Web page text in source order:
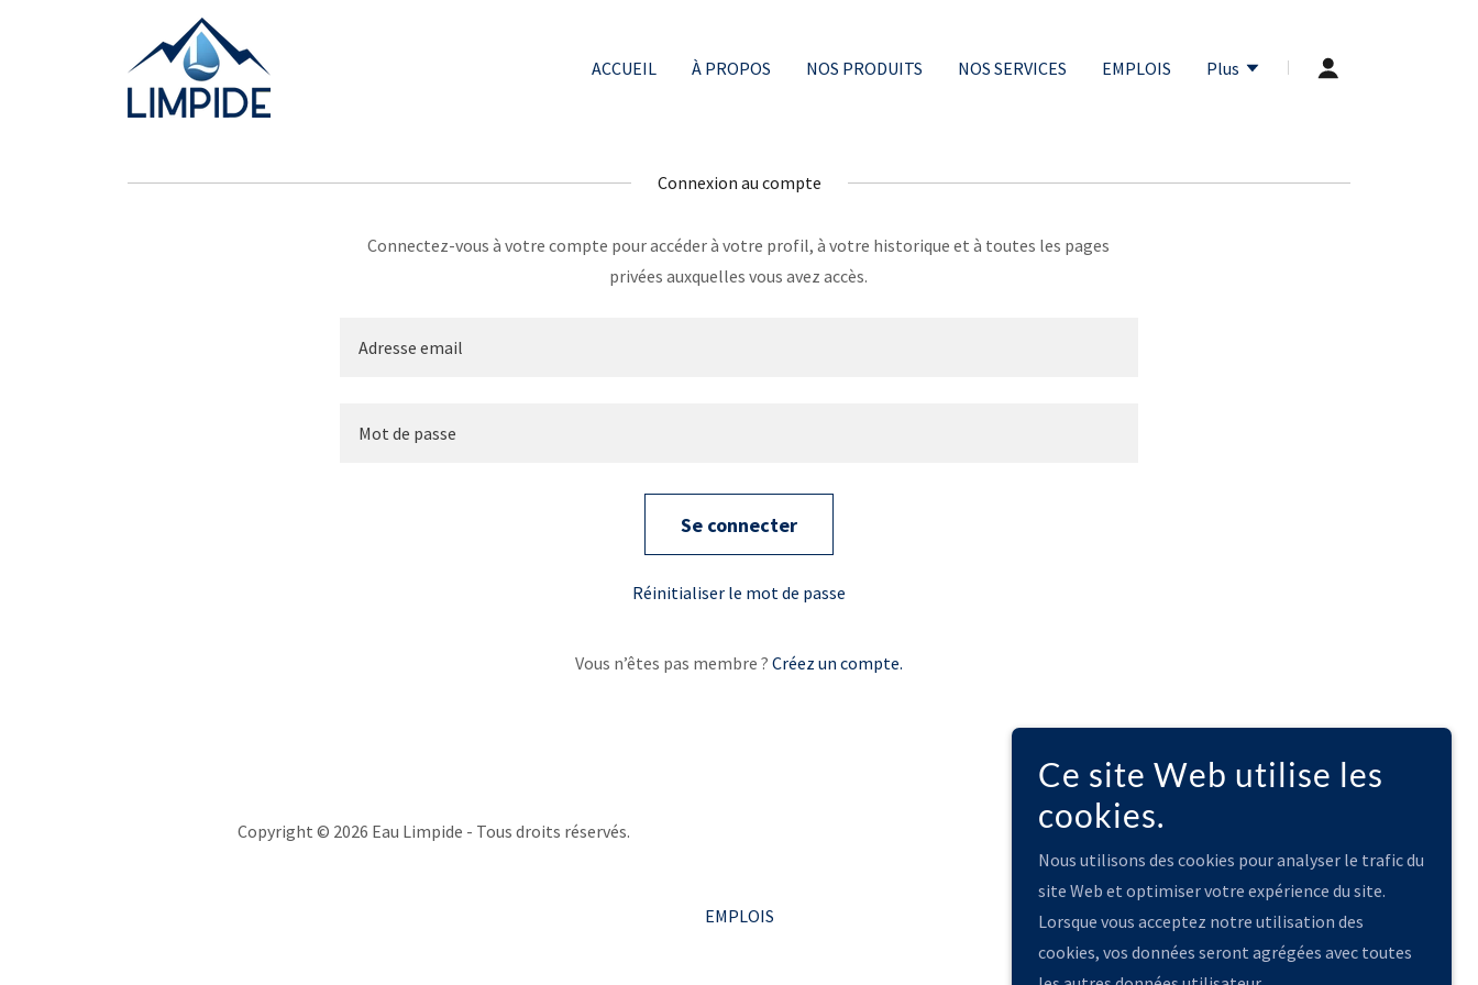
ACCUEIL À PROPOS NOS PRODUITS NOS SERVICES EMPLOIS Plus
Connexion au compte
Connectez-vous à votre compte pour accéder à votre profil, à votre historique et à toutes les pages
privées auxquelles vous avez accès.
Se connecter
Réinitialiser le mot de passe
Vous n’êtes pas membre ? Créez un compte.
Copyright © 2026 Eau Limpide - Tous droits réservés.
EMPLOIS
Ce site Web utilise les
cookies.
Nous utilisons des cookies pour analyser le trafic du
site Web et optimiser votre expérience du site.
Lorsque vous acceptez notre utilisation des
cookies, vos données seront agrégées avec toutes